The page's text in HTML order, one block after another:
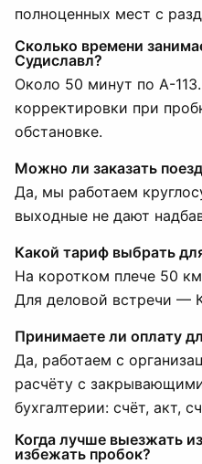
полноценных мест с
Сколько времени
Судиславл?
Около 50 минут по А-
корректировки при
обстановке.
Можно ли заказать
Да, мы работаем
выходные не дают
Какой тариф выбрать
На коротком плече 50
Для деловой встречи —
Принимаете ли оплату
Да, работаем с
расчёту с
бухгалтерии: счёт, акт,
Когда лучше выезжать
избежать пробок?